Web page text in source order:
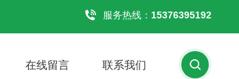
服务热线： 15376395192
在线留言 联系我们